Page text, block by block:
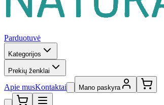
Parduotuvė
Kategorijos
Prekių ženklai
Apie musKontaktai Mano paskyra